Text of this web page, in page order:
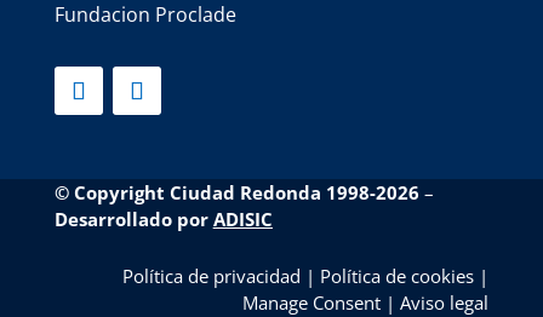
Fundacion Proclade
© Copyright Ciudad Redonda 1998-2026 –
Desarrollado por ADISIC
Política de privacidad | Política de cookies |
Manage Consent |Aviso legal